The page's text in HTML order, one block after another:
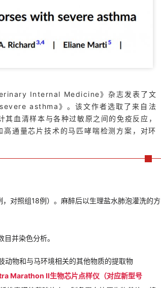
Internal Medicine》杂志发表了文
asthma》。该文作者选取了来自法
血清样本与各种过敏原之间的免疫反应，
通量芯片技术的马匹哮喘检测方案，对环
对照组18例）。麻醉后以生理盐水肺泡灌洗的方
并染色分析。
动物和与马环境相关的其他物质的提取物
Marathon II生物芯片点样仪（对应新型号